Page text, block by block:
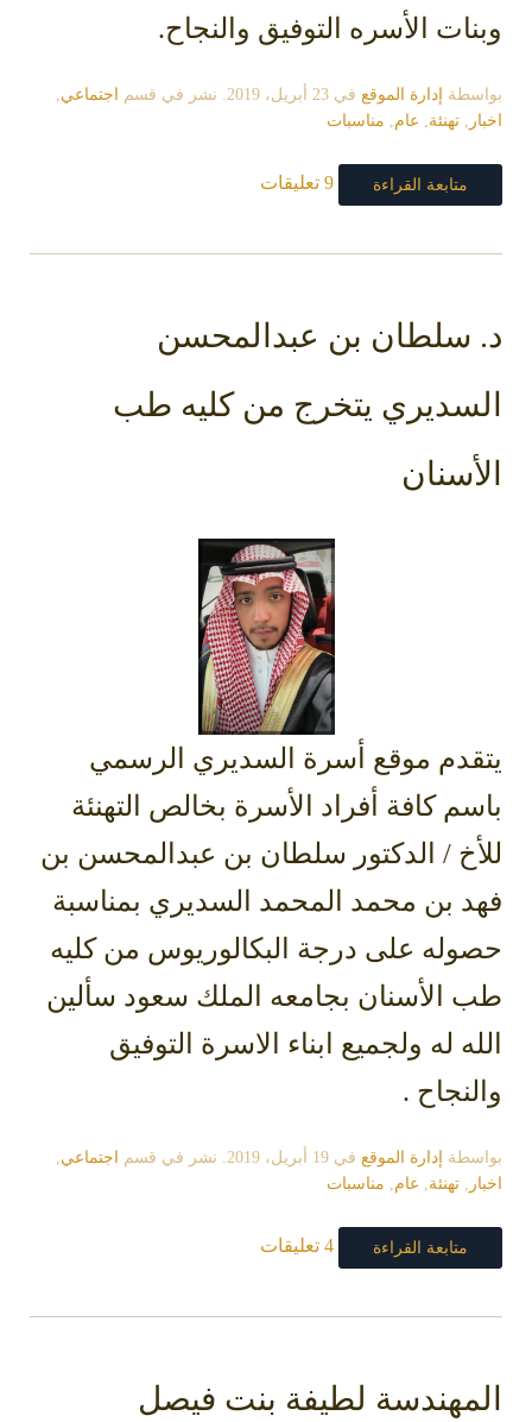
وبنات الأسره التوفيق والنجاح.
بواسطة إدارة الموقع في 23 أبريل، 2019 . نشر في قسم اجتماعي,
اخبار , تهنئة, عام, مناسبات
متابعة القراءة 9 تعليقات
د. سلطان بن عبدالمحسن
السديري يتخرج من كليه طب
الأسنان
يتقدم موقع أسرة السديري الرسمي
باسم كافة أفراد الأسرة بخالص التهنئة
للأخ / الدكتور سلطان بن عبدالمحسن بن
فهد بن محمد المحمد السديري بمناسبة
حصوله على درجة البكالوريوس من كليه
طب الأسنان بجامعه الملك سعود سألين
الله له ولجميع ابناء الاسرة التوفيق
والنجاح .
بواسطة إدارة الموقع في 19 أبريل، 2019 . نشر في قسم اجتماعي,
اخبار , تهنئة, عام, مناسبات
متابعة القراءة 4 تعليقات
المهندسة لطيفة بنت فيصل